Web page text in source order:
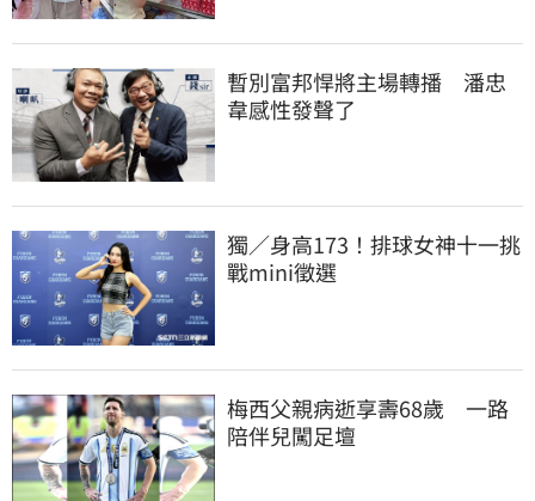
暫別富邦悍將主場轉播　潘忠
韋感性發聲了
獨／身高173！排球女神十一挑
戰mini徵選
梅西父親病逝享壽68歲　一路
陪伴兒闖足壇